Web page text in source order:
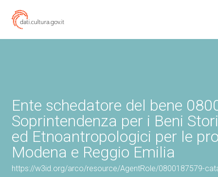
Ente schedatore del bene
Soprintendenza per i Beni
ed Etnoantropologici per le
Modena e Reggio Emilia
https://w3id.org/arco/resource/AgentRole/0800187579-